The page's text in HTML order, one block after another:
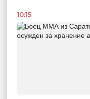
10:15